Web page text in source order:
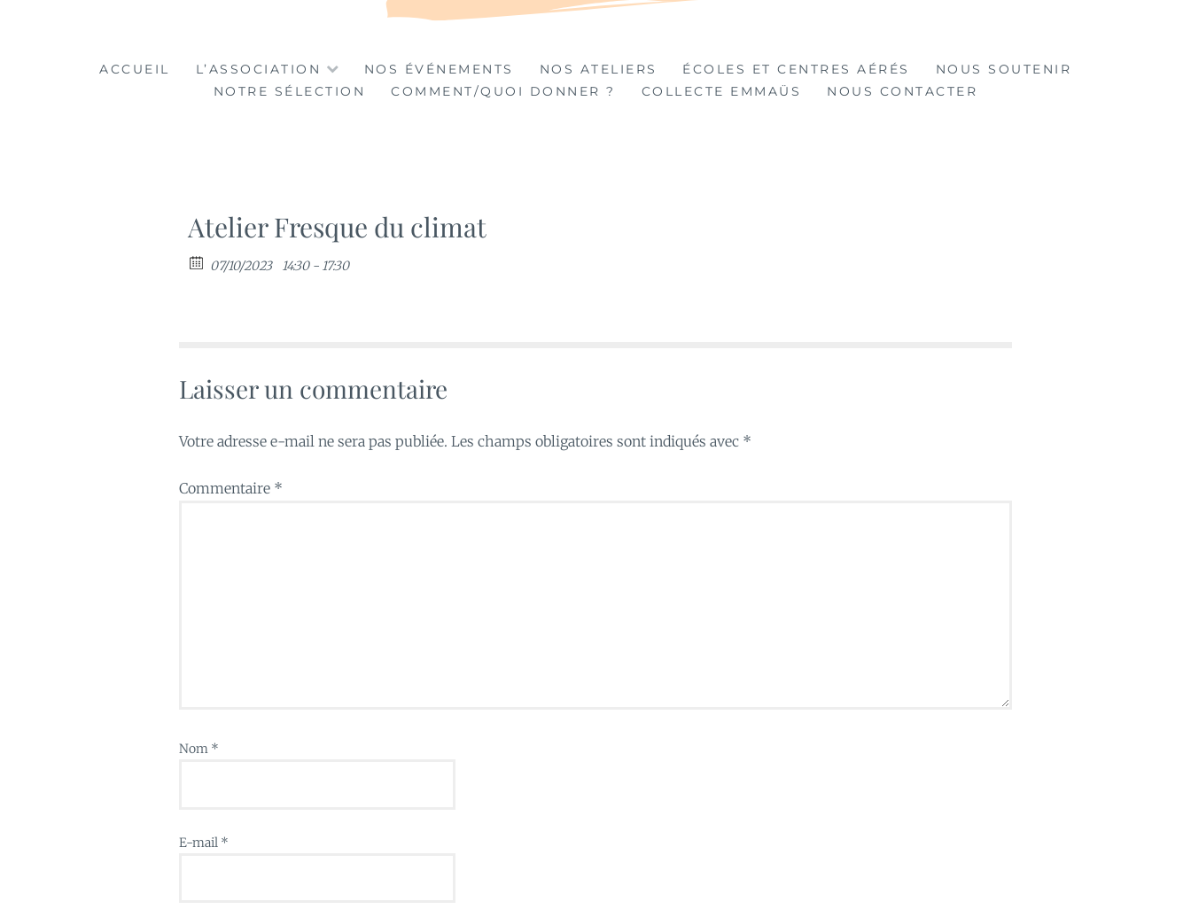
LA TABLE DES MATIÈRES
ACCUEIL L’ASSOCIATION NOS ÉVÉNEMENTS NOS ATELIERS ÉCOLES ET CENTRES AÉRÉS
NOUS SOUTENIR
NOTRE SÉLECTION
COMMENT/QUOI DONNER ? COLLECTE EMMAÜS NOUS CONTACTER
Atelier Fresque du climat
07/10/2023 14:30 - 17:30
Laisser un commentaire
Votre adresse e-mail ne sera pas publiée. Les champs obligatoires sont indiqués avec *
Commentaire *
Nom *
E-mail *